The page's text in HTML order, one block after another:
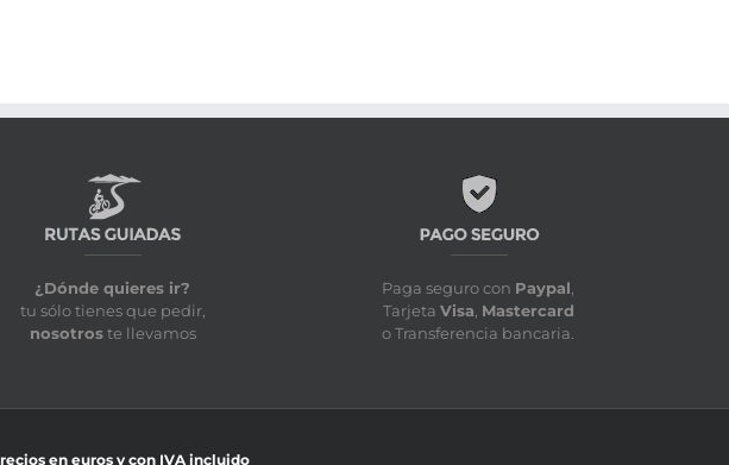
¿Dónde quieres ir?
tu sólo tienes que pedir,
nosotroste llevamos
Paga seguro con Paypal
Tarjeta Visa Mastercard
o Transferencia bancaria.
en euros y con IVA incluido